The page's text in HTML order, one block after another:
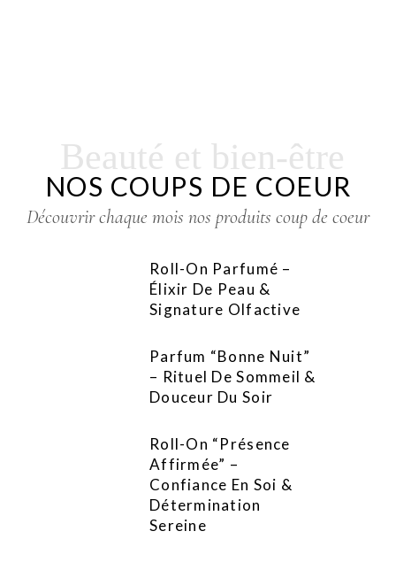
Beauté et bien-être
NOS COUPS DE COEUR
Découvrir chaque mois nos produits coup de coeur
Roll-On Parfumé –
Élixir De Peau &
Signature Olfactive
Parfum “Bonne Nuit”
– Rituel De Sommeil &
Douceur Du Soir
Roll-On “Présence
Affirmée” –
Confiance En Soi &
Détermination
Sereine